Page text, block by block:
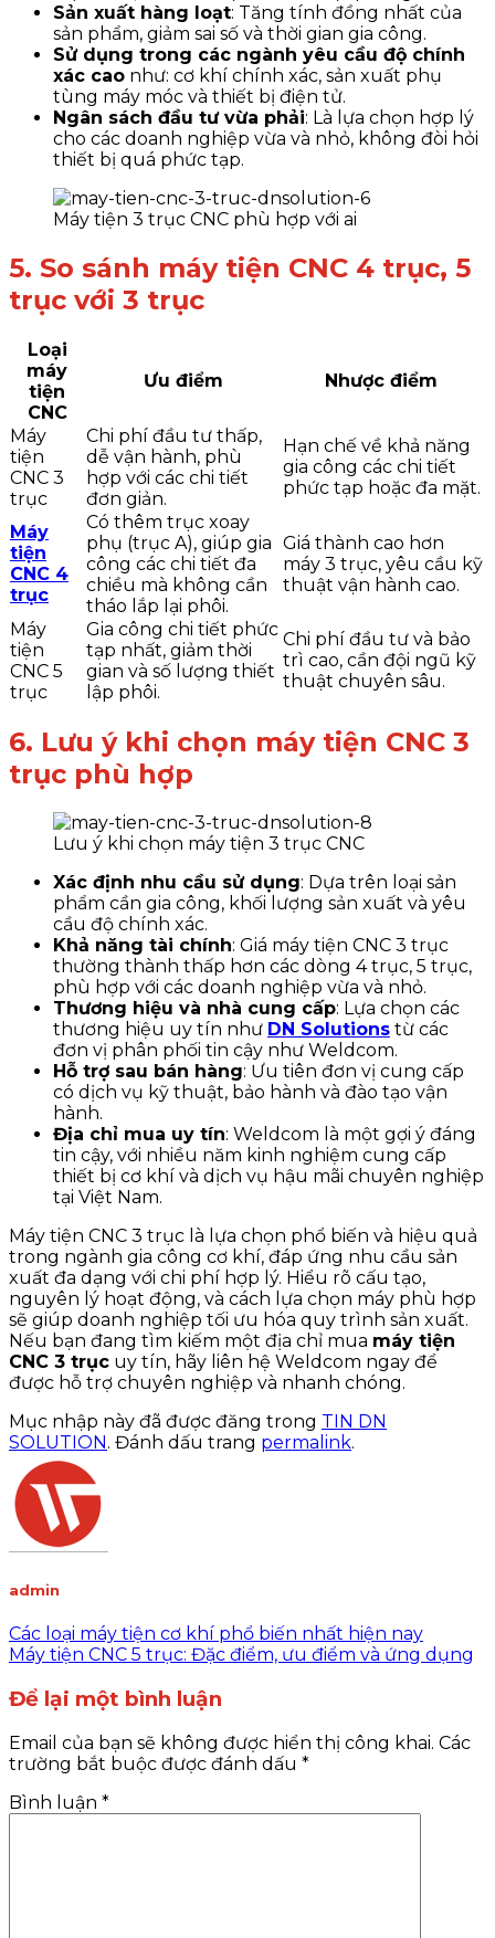
Sản xuất hàng loạt: Tăng tính đồng nhất của
sản phẩm, giảm sai số và thời gian gia công.
Sử dụng trong các ngành yêu cầu độ chính
xác cao như: cơ khí chính xác, sản xuất phụ
tùng máy móc và thiết bị điện tử.
Ngân sách đầu tư vừa phải: Là lựa chọn hợp lý
cho các doanh nghiệp vừa và nhỏ, không đòi hỏi
thiết bị quá phức tạp.
Máy tiện 3 trục CNC phù hợp với ai
5. So sánh máy tiện CNC 4 trục, 5
trục với 3 trục
Loại
máy
tiện
CNC
Ưu điểm Nhược điểm
Máy
tiện
CNC 3
trục
Chi phí đầu tư thấp,
dễ vận hành, phù
hợp với các chi tiết
đơn giản.
Hạn chế về khả năng
gia công các chi tiết
phức tạp hoặc đa mặt.
Máy
tiện
CNC 4
trục
Có thêm trục xoay
phụ (trục A), giúp gia
công các chi tiết đa
chiều mà không cần
tháo lắp lại phôi.
Giá thành cao hơn
máy 3 trục, yêu cầu kỹ
thuật vận hành cao.
Máy
tiện
CNC 5
trục
Gia công chi tiết phức
tạp nhất, giảm thời
gian và số lượng thiết
lập phôi.
Chi phí đầu tư và bảo
trì cao, cần đội ngũ kỹ
thuật chuyên sâu.
6. Lưu ý khi chọn máy tiện CNC 3
trục phù hợp
Lưu ý khi chọn máy tiện 3 trục CNC
Xác định nhu cầu sử dụng: Dựa trên loại sản
phẩm cần gia công, khối lượng sản xuất và yêu
cầu độ chính xác.
Khả năng tài chính: Giá máy tiện CNC 3 trục
thường thành thấp hơn các dòng 4 trục, 5 trục,
phù hợp với các doanh nghiệp vừa và nhỏ.
Thương hiệu và nhà cung cấp: Lựa chọn các
thương hiệu uy tín như DN Solutions từ các
đơn vị phân phối tin cậy như Weldcom.
Hỗ trợ sau bán hàng: Ưu tiên đơn vị cung cấp
có dịch vụ kỹ thuật, bảo hành và đào tạo vận
hành.
Địa chỉ mua uy tín: Weldcom là một gợi ý đáng
tin cậy, với nhiều năm kinh nghiệm cung cấp
thiết bị cơ khí và dịch vụ hậu mãi chuyên nghiệp
tại Việt Nam.
Máy tiện CNC 3 trục là lựa chọn phổ biến và hiệu quả
trong ngành gia công cơ khí, đáp ứng nhu cầu sản
xuất đa dạng với chi phí hợp lý. Hiểu rõ cấu tạo,
nguyên lý hoạt động, và cách lựa chọn máy phù hợp
sẽ giúp doanh nghiệp tối ưu hóa quy trình sản xuất.
Nếu bạn đang tìm kiếm một địa chỉ mua máy tiện
CNC 3 trục uy tín, hãy liên hệ Weldcom ngay để
được hỗ trợ chuyên nghiệp và nhanh chóng.
Mục nhập này đã được đăng trong TIN DN
SOLUTION. Đánh dấu trang permalink.
admin
Các loại máy tiện cơ khí phổ biến nhất hiện nay
Máy tiện CNC 5 trục: Đặc điểm, ưu điểm và ứng dụng
Để lại một bình luận
Email của bạn sẽ không được hiển thị công khai. Các
trường bắt buộc được đánh dấu *
Bình luận *